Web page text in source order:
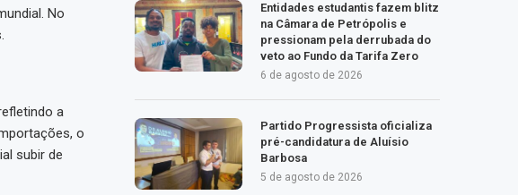
No
a
o
subir de
Entidades estudantis fazem blitz
na Câmara de Petrópolis e
pressionam pela derrubada do
veto ao Fundo da Tarifa Zero
6 de agosto de 2026
Partido Progressista oficializa
pré-candidatura de Aluísio
Barbosa
5 de agosto de 2026